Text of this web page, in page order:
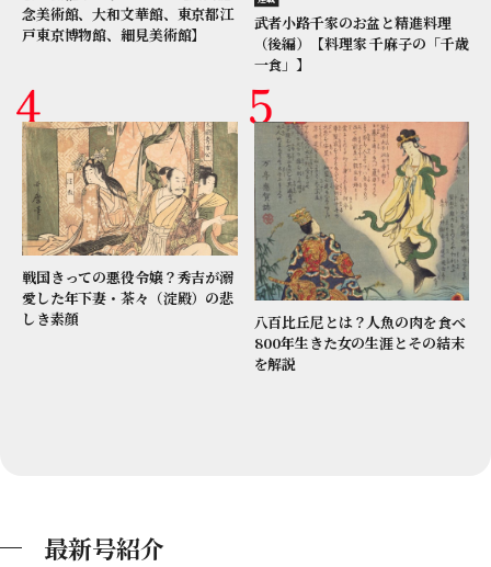
念美術館、大和文華館、東京都江
戸東京博物館、細見美術館】
武者小路千家のお盆と精進料理
（後編）【料理家 千麻子の「千歳
一食」】
戦国きっての悪役令嬢？秀吉が溺
愛した年下妻・茶々（淀殿）の悲
しき素顔
八百比丘尼とは？人魚の肉を食べ
800年生きた女の生涯とその結末
を解説
最新号紹介